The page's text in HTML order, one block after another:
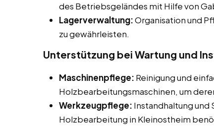
des Betriebsgeländes mit Hilfe von
Lagerverwaltung:Organisation und
zu gewährleisten.
Unterstützung bei Wartung und
Maschinenpflege: Reinigung und
Holzbearbeitungsmaschinen, um
Werkzeugpflege: Instandhaltung und
Holzbearbeitung in Kleinostheim